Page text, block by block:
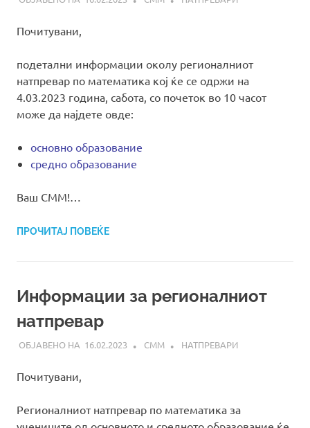
Почитувани,
подетални информации околу регионалниот
натпревар по математика кој ќе се одржи на
4.03.2023 година, сабота, со почеток во 10 часот
може да најдете овде:
основно образование
средно образование
Ваш СММ!…
ПРОЧИТАЈ ПОВЕЌЕ
Информации за регионалниот
натпревар
16.02.2023 СММ НАТПРЕВАРИ
Почитувани,
Регионалниот натпревар по математика за